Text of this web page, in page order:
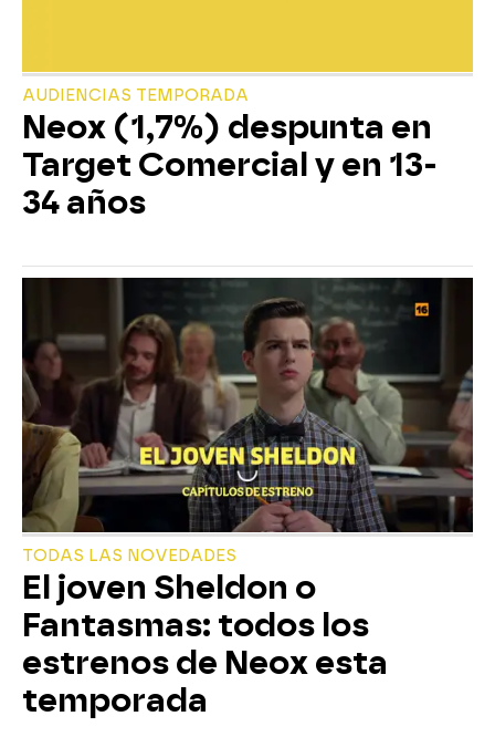
AUDIENCIAS TEMPORADA
Neox (1,7%) despunta en
Target Comercial y en 13-
34 años
TODAS LAS NOVEDADES
El joven Sheldon o
Fantasmas: todos los
estrenos de Neox esta
temporada